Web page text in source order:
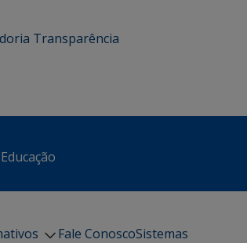
Transparência
Fale ConoscoSistemas